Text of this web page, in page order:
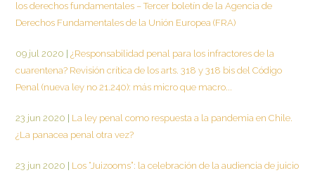
los derechos fundamentales – Tercer boletín de la Agencia de
Derechos Fundamentales de la Unión Europea (FRA)
09 jul 2020
¿Responsabilidad penal para los infractores de la
cuarentena? Revisión crítica de los arts. 318 y 318 bis del Código
Penal (nueva ley no 21.240): más micro que macro...
23 jun 2020
La ley penal como respuesta a la pandemia en Chile.
¿La panacea penal otra vez?
23 jun 2020
Los “Juizooms”: la celebración de la audiencia de juicio